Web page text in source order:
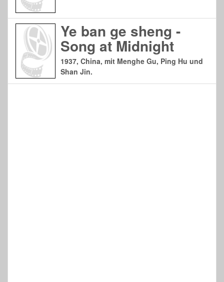
Ye ban ge sheng -
Song at Midnight
1937, China, mit Menghe Gu, Ping Hu und
Shan Jin.